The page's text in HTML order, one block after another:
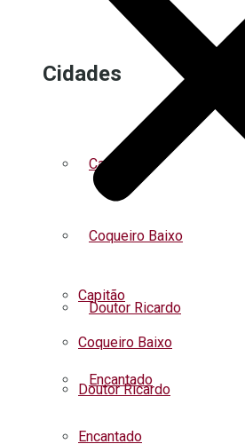
Cidades
Capitão
Coqueiro Baixo
Doutor Ricardo
Encantado
Capitão
Coqueiro Baixo
Doutor Ricardo
Encantado